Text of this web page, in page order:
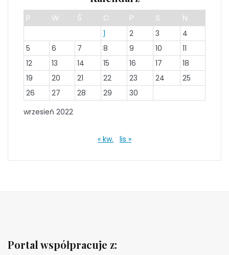
wrzesień 2022
P W Ś C P S N
1 2 3
4
5
6 7 8 9 10
11
12
13 14 15 16 17
18
19
20 21 22 23 24
25
26
27 28 29 30
« kw. lis »
Portal współpracuje z: